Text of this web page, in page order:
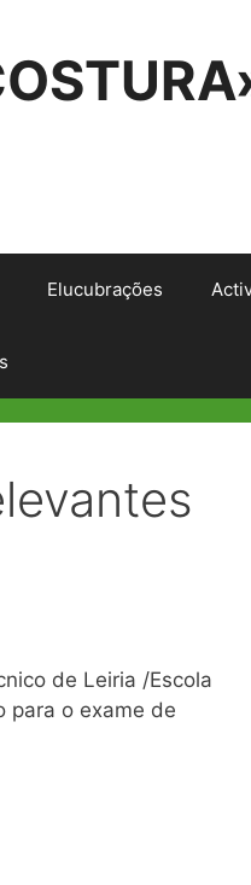
Elucubrações
de Leiria /Escola
para o exame de